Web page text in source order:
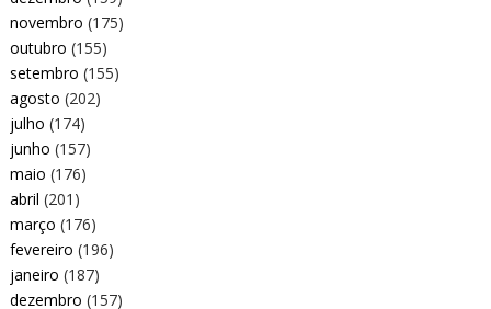
novembro (175)
outubro (155)
setembro (155)
agosto (202)
julho (174)
junho (157)
maio (176)
abril (201)
março (176)
fevereiro (196)
janeiro (187)
dezembro (157)